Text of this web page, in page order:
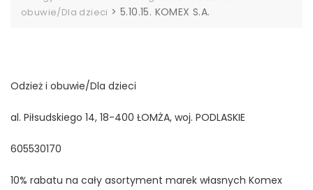
obuwie/Dla dzieci >5.10.15. KOMEX S.A.
Odzież i obuwie/Dla dzieci
al. Piłsudskiego 14, 18-400 ŁOMŻA, woj. PODLASKIE
605530170
10% rabatu na cały asortyment marek własnych Komex